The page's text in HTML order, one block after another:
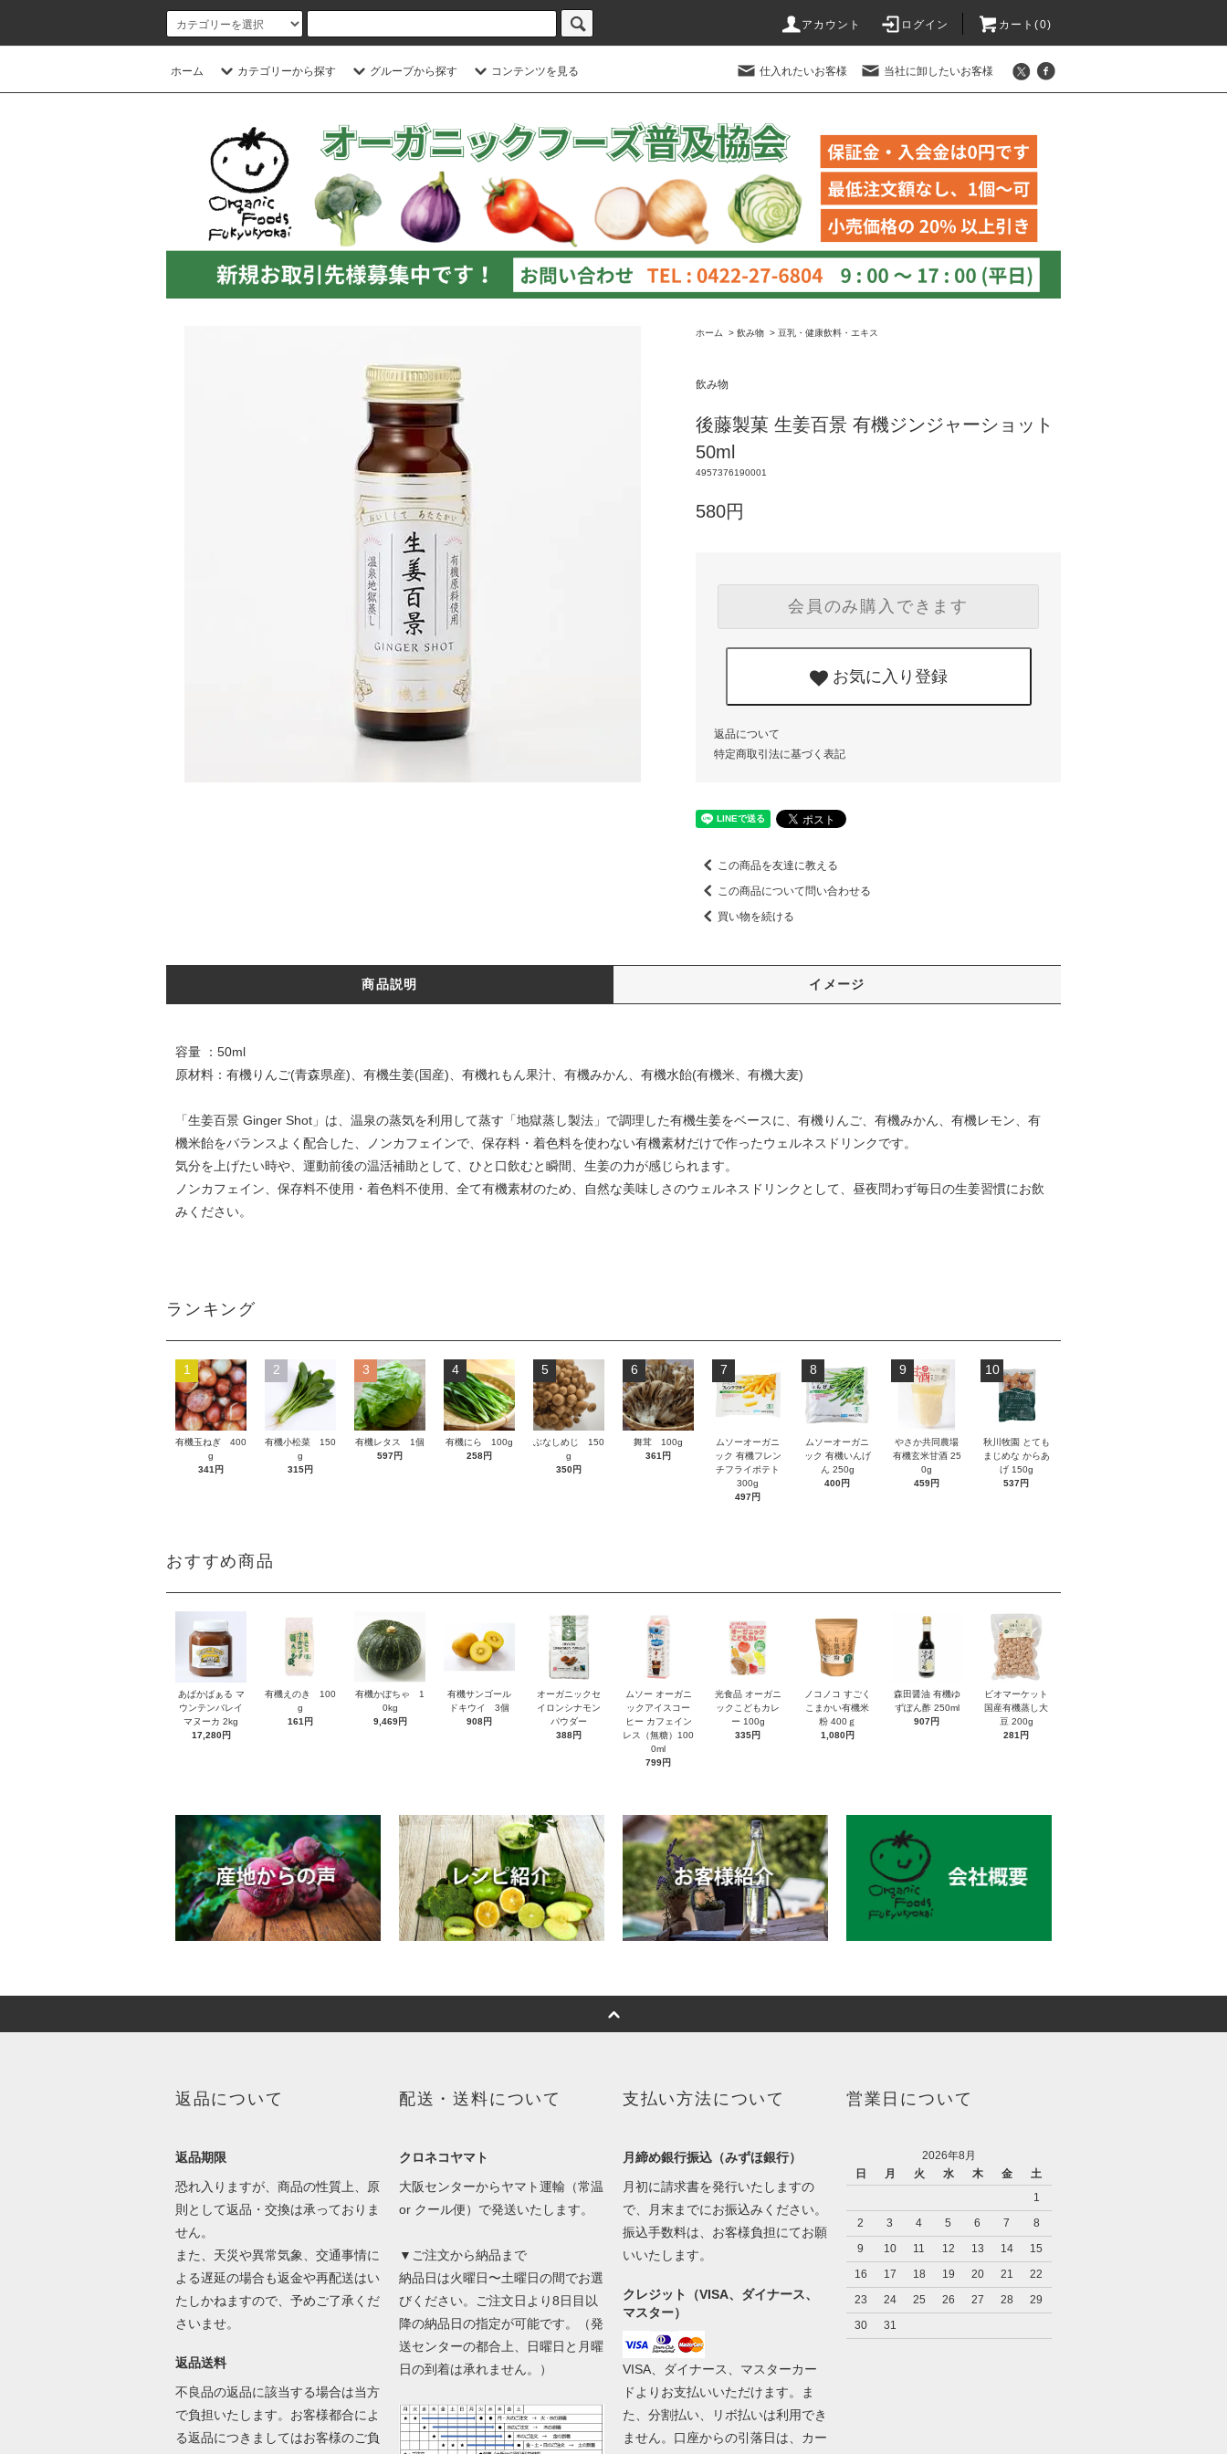
アカウント ログイン カート(0)
ホーム カテゴリーから探す グループから探す コンテンツを見る 仕入れたいお客様 当社に卸したいお客様
ホーム > 飲み物 > 豆乳・健康飲料・エキス
飲み物
後藤製菓 生姜百景 有機ジンジャーショット
50ml
4957376190001
580円
会員のみ購入できます
お気に入り登録
返品について
特定商取引法に基づく表記
この商品を友達に教える
この商品について問い合わせる
買い物を続ける
商品説明 イメージ
容量 ：50ml
原材料：有機りんご(青森県産)、有機生姜(国産)、有機れもん果汁、有機みかん、有機水飴(有機米、有機大麦)
「生姜百景 Ginger Shot」は、温泉の蒸気を利用して蒸す「地獄蒸し製法」で調理した有機生姜をベースに、有機りんご、有機みかん、有機レモン、有
機米飴をバランスよく配合した、ノンカフェインで、保存料・着色料を使わない有機素材だけで作ったウェルネスドリンクです。
気分を上げたい時や、運動前後の温活補助として、ひと口飲むと瞬間、生姜の力が感じられます。
ノンカフェイン、保存料不使用・着色料不使用、全て有機素材のため、自然な美味しさのウェルネスドリンクとして、昼夜問わず毎日の生姜習慣にお飲
みください。
ランキング
1
有機玉ねぎ 400
g
341円
2
有機小松菜 150
g
315円
3
有機レタス 1個
597円
4
有機にら 100g
258円
5
ぶなしめじ 150
g
350円
6
舞茸 100g
361円
7
ムソーオーガニ
ック 有機フレン
チフライポテト
300g
497円
8
ムソーオーガニ
ック 有機いんげ
ん 250g
400円
9
やさか共同農場
有機玄米甘酒 25
0g
459円
10
秋川牧園 とても
まじめな からあ
げ 150g
537円
おすすめ商品
あぱかばぁる マ
ウンテンバレイ
マヌーカ 2kg
17,280円
有機えのき 100
g
161円
有機かぼちゃ 1
0kg
9,469円
有機サンゴール
ドキウイ 3個
908円
オーガニックセ
イロンシナモン
パウダー
388円
ムソー オーガニ
ックアイスコー
ヒー カフェイン
レス（無糖）100
0ml
799円
光食品 オーガニ
ックこどもカレ
ー 100g
335円
ノコノコ すごく
こまかい有機米
粉 400ｇ
1,080円
森田醤油 有機ゆ
ずぽん酢 250ml
907円
ビオマーケット
国産有機蒸し大
豆 200g
281円
返品について
返品期限
恐れ入りますが、商品の性質上、原
則として返品・交換は承っておりま
せん。
また、天災や異常気象、交通事情に
よる遅延の場合も返金や再配送はい
たしかねますので、予めご了承くだ
さいませ。
返品送料
不良品の返品に該当する場合は当方
で負担いたします。お客様都合によ
る返品につきましてはお客様のご負
配送・送料について
クロネコヤマト
大阪センターからヤマト運輸（常温
or クール便）で発送いたします。
▼ご注文から納品まで
納品日は火曜日〜土曜日の間でお選
びください。ご注文日より8日目以
降の納品日の指定が可能です。（発
送センターの都合上、日曜日と月曜
日の到着は承れません。）
支払い方法について
月締め銀行振込（みずほ銀行）
月初に請求書を発行いたしますの
で、月末までにお振込みください。
振込手数料は、お客様負担にてお願
いいたします。
クレジット（VISA、ダイナース、
マスター）
VISA、ダイナース、マスターカー
ドよりお支払いいただけます。ま
た、分割払い、リボ払いは利用でき
ません。口座からの引落日は、カー
営業日について
2026年8月
日
月 火 水 木 金
土
1
2
3 4 5 6 7
8
9
10 11 12 13 14
15
16
17 18 19 20 21
22
23
24 25 26 27 28
29
30
31